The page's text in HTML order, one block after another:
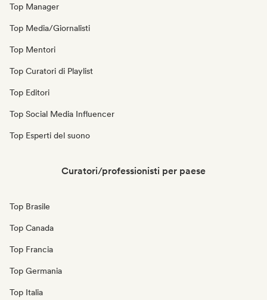
Top Manager
Top Media/Giornalisti
Top Mentori
Top Curatori di Playlist
Top Editori
Top Social Media Influencer
Top Esperti del suono
Curatori/professionisti per paese
Top Brasile
Top Canada
Top Francia
Top Germania
Top Italia